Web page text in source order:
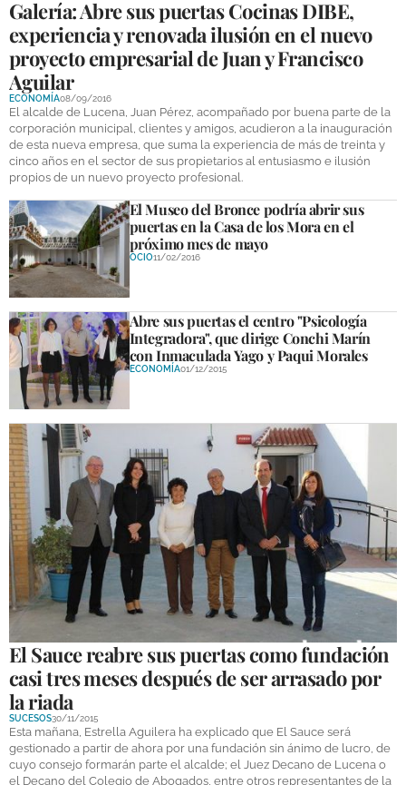
Galería: Abre sus puertas Cocinas DIBE,
experiencia y renovada ilusión en el nuevo
proyecto empresarial de Juan y Francisco
Aguilar
ECONOMÍA08/09/2016
El alcalde de Lucena, Juan Pérez, acompañado por buena parte de la
corporación municipal, clientes y amigos, acudieron a la inauguración
de esta nueva empresa, que suma la experiencia de más de treinta y
cinco años en el sector de sus propietarios al entusiasmo e ilusión
propios de un nuevo proyecto profesional.
El Museo del Bronce podría abrir sus
puertas en la Casa de los Mora en el
próximo mes de mayo
OCIO11/02/2016
Abre sus puertas el centro "Psicología
Integradora", que dirige Conchi Marín
con Inmaculada Yago y Paqui Morales
ECONOMÍA01/12/2015
El Sauce reabre sus puertas como fundación
casi tres meses después de ser arrasado por
la riada
SUCESOS30/11/2015
Esta mañana, Estrella Aguilera ha explicado que El Sauce será
gestionado a partir de ahora por una fundación sin ánimo de lucro, de
cuyo consejo formarán parte el alcalde; el Juez Decano de Lucena o
el Decano del Colegio de Abogados, entre otros representantes de la